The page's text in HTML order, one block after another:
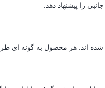
را پیشنهاد دهد.
شده اند. هر محصول به گونه